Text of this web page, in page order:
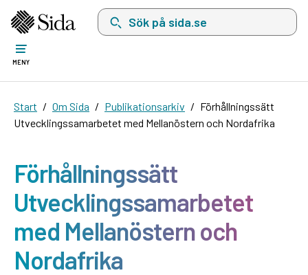
Sök på sida.se, sökförslag kommer att visas
MENY
Start Om Sida Publikationsarkiv
Förhållningssätt
Utvecklingssamarbetet med Mellanöstern och Nordafrika
Förhållningssätt
Utvecklingssamarbetet
med Mellanöstern och
Nordafrika